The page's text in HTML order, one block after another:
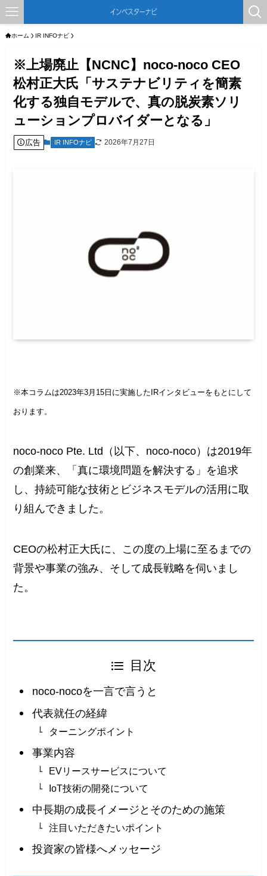
ホーム IR INFOナビ
※上場廃止【NCNC】noco-noco CEO
松村正大氏「サステナビリティを簡素
化する独自モデルで、真の脱炭素ソリ
ューションプロバイダーとなる」
広告 IR INFOナビ 2026年7月27日
※本コラムは2023年3月15日に実施したIRインタビューをもとにして
おります。
noco-noco Pte. Ltd（以下、noco-noco）は2019年
の創業来、「真に環境問題を解決する」を追求
し、持続可能な技術とビジネスモデルの活用に取
り組んできました。
CEOの松村正大氏に、この度の上場に至るまでの
背景や事業の強み、そして成長戦略を伺いまし
た。
目次
noco-nocoを一言で言うと
代表就任の経緯
ターニングポイント
事業内容
EVリースサービスについて
IoT技術の開発について
中長期の成長イメージとそのための施策
注目いただきたいポイント
投資家の皆様へメッセージ